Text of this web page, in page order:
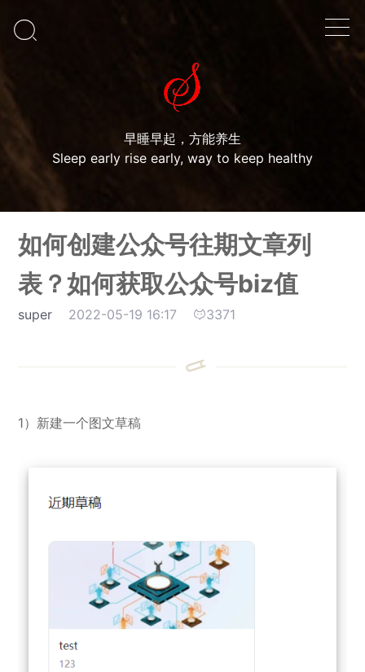

早睡早起，方能养生
Sleep early rise early, way to keep healthy
如何创建公众号往期文章列
表？如何获取公众号biz值
super 2022-05-19 16:17 3371
1）新建一个图文草稿